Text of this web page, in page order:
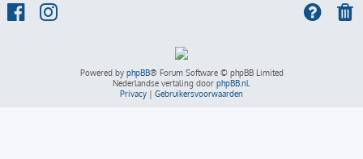
Powered by phpBB® Forum Software © phpBB Limited
Nederlandse vertaling door phpBB.nl
Privacy | Gebruikersvoorwaarden